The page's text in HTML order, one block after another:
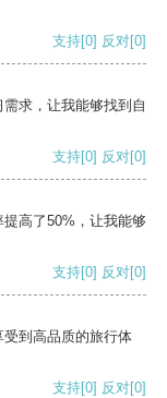
支持[0] 反对[0]
求，让我能够找到自
支持[0] 反对[0]
高了50%，让我能够
支持[0] 反对[0]
到高品质的旅行体
支持[0] 反对[0]